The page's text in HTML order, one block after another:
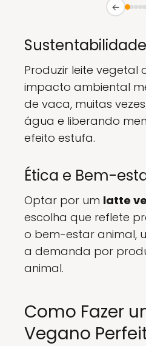
←
Sustentabilidade
Produzir leite vegetal
impacto ambiental
de vaca, muitas
água e liberando
efeito estufa.
Ética e Bem-
Optar por um latte
escolha que reflete
o bem-estar animal,
a demanda por
animal.
Como Fazer
Vegano